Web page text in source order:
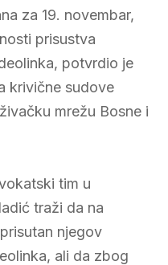
za 19. novembar,
prisustva
potvrdio je
krivične sudove
mrežu Bosne i
tim u
traži da na
njegov
ali da zbog